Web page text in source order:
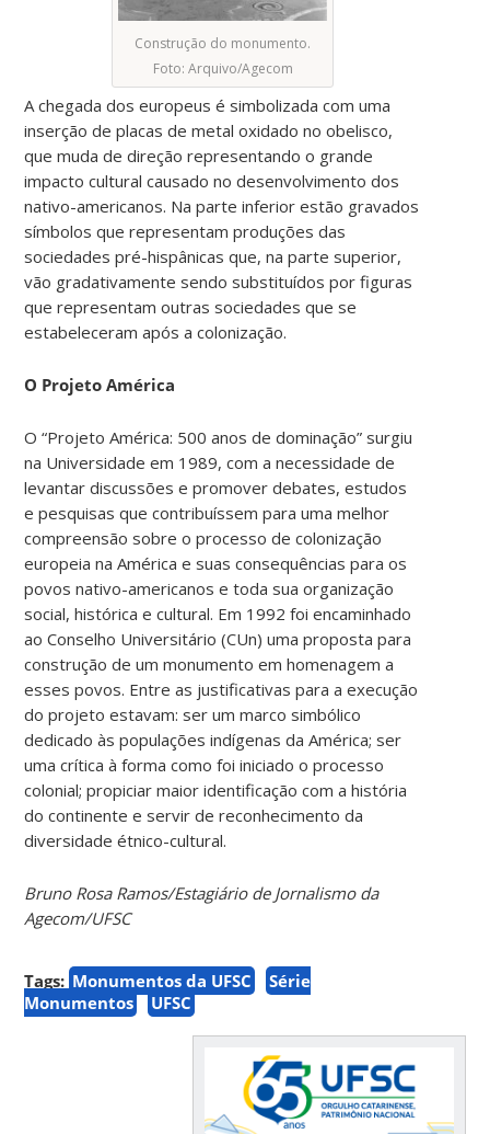
Construção do monumento.
Foto: Arquivo/Agecom
A chegada dos europeus é simbolizada com uma
inserção de placas de metal oxidado no obelisco,
que muda de direção representando o grande
impacto cultural causado no desenvolvimento dos
nativo-americanos. Na parte inferior estão gravados
símbolos que representam produções das
sociedades pré-hispânicas que, na parte superior,
vão gradativamente sendo substituídos por figuras
que representam outras sociedades que se
estabeleceram após a colonização.
O Projeto América
O “Projeto América: 500 anos de dominação” surgiu
na Universidade em 1989, com a necessidade de
levantar discussões e promover debates, estudos
e pesquisas que contribuíssem para uma melhor
compreensão sobre o processo de colonização
europeia na América e suas consequências para os
povos nativo-americanos e toda sua organização
social, histórica e cultural. Em 1992 foi encaminhado
ao Conselho Universitário (CUn) uma proposta para
construção de um monumento em homenagem a
esses povos. Entre as justificativas para a execução
do projeto estavam: ser um marco simbólico
dedicado às populações indígenas da América; ser
uma crítica à forma como foi iniciado o processo
colonial; propiciar maior identificação com a história
do continente e servir de reconhecimento da
diversidade étnico-cultural.
Bruno Rosa Ramos/Estagiário de Jornalismo da
Agecom/UFSC
Tags: Monumentos da UFSC
Série
Monumentos
UFSC